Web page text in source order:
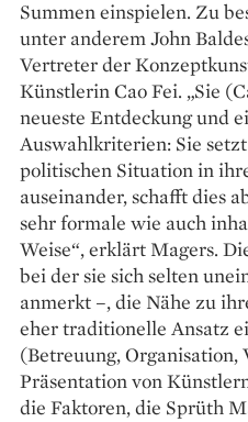
Summen einspielen. Zu
unter anderem John
Vertreter der
Künstlerin Cao Fei. „Sie
neueste Entdeckung und
Auswahlkriterien: Sie
politischen Situation in
auseinander, schafft dies
sehr formale wie auch
Weise“, erklärt Magers.
bei der sie sich selten
anmerkt –, die Nähe zu
eher traditionelle Ansatz
(Betreuung, Organisation,
Präsentation von
die Faktoren, die Sprüth